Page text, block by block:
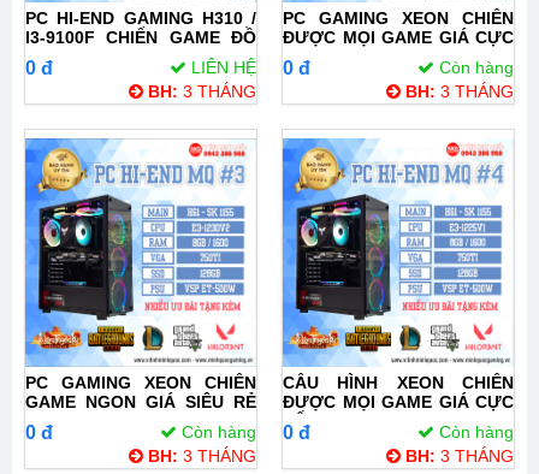
PC HI-END GAMING H310 /
I3-9100F CHIẾN GAME ĐỒ
HỌA CAO, GAME OFFLINE
NẶNG
0 đ
LIÊN HỆ
BH: 3 THÁNG
PC GAMING XEON CHIẾN
ĐƯỢC MỌI GAME GIÁ CỰC
HOT E3 1270V2
0 đ
Còn hàng
BH: 3 THÁNG
PC GAMING XEON CHIẾN
GAME NGON GIÁ SIÊU RẺ
E3 1230V2
0 đ
Còn hàng
BH: 3 THÁNG
CẤU HÌNH XEON CHIẾN
ĐƯỢC MỌI GAME GIÁ CỰC
TỐT E3 1225V1
0 đ
Còn hàng
BH: 3 THÁNG